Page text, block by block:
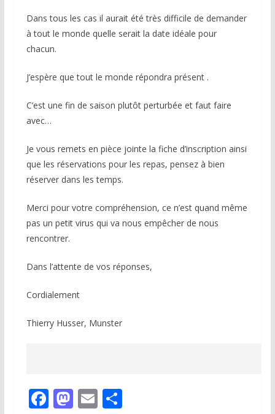
Dans tous les cas il aurait été très difficile de demander
à tout le monde quelle serait la date idéale pour
chacun.
J’espère que tout le monde répondra présent .
C’est une fin de saison plutôt perturbée et faut faire
avec…
Je vous remets en pièce jointe la fiche d’inscription ainsi
que les réservations pour les repas, pensez à bien
réserver dans les temps.
Merci pour votre compréhension, ce n’est quand même
pas un petit virus qui va nous empêcher de nous
rencontrer.
Dans l’attente de vos réponses,
Cordialement
Thierry Husser, Munster
F M E P